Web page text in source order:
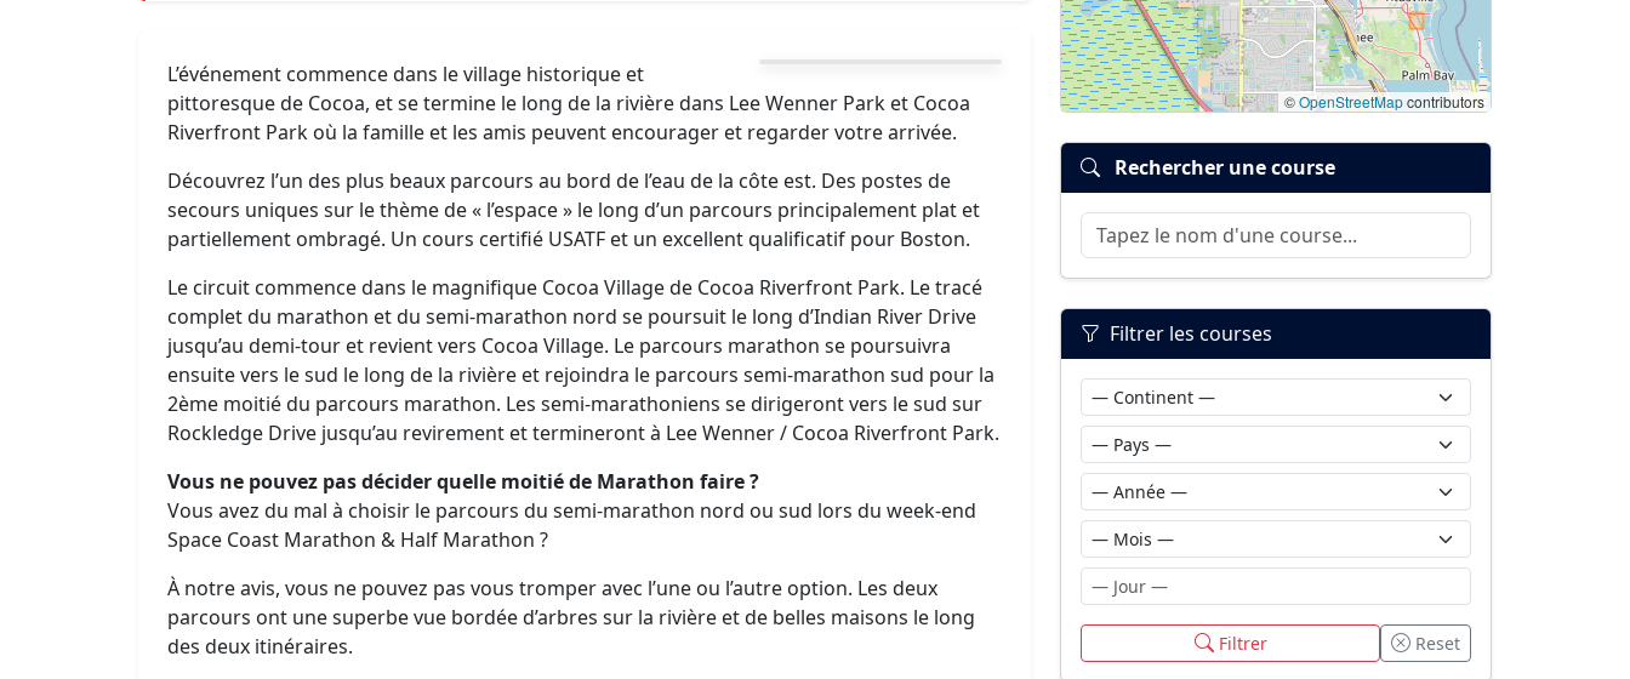
L’événement commence dans le village historique et
pittoresque de Cocoa, et se termine le long de la rivière dans Lee Wenner Park et Cocoa
Riverfront Park où la famille et les amis peuvent encourager et regarder votre arrivée.
Découvrez l’un des plus beaux parcours au bord de l’eau de la côte est. Des postes de
secours uniques sur le thème de « l’espace » le long d’un parcours principalement plat et
partiellement ombragé. Un cours certifié USATF et un excellent qualificatif pour Boston.
Le circuit commence dans le magnifique Cocoa Village de Cocoa Riverfront Park. Le tracé
complet du marathon et du semi-marathon nord se poursuit le long d’Indian River Drive
jusqu’au demi-tour et revient vers Cocoa Village. Le parcours marathon se poursuivra
ensuite vers le sud le long de la rivière et rejoindra le parcours semi-marathon sud pour la
2ème moitié du parcours marathon. Les semi-marathoniens se dirigeront vers le sud sur
Rockledge Drive jusqu’au revirement et termineront à Lee Wenner / Cocoa Riverfront Park.
Vous ne pouvez pas décider quelle moitié de Marathon faire ?
Vous avez du mal à choisir le parcours du semi-marathon nord ou sud lors du week-end
Space Coast Marathon & Half Marathon ?
À notre avis, vous ne pouvez pas vous tromper avec l’une ou l’autre option. Les deux
parcours ont une superbe vue bordée d’arbres sur la rivière et de belles maisons le long
des deux itinéraires.
©OpenStreetMapcontributors
Rechercher une course
Filtrer les courses
Filtrer Reset